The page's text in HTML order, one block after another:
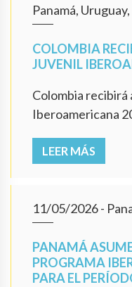
Panamá,
COLOMBIA
JUVENIL
Colombia recibirá
Iberoamericana
LEER MÁS
11/05/2026-
PANAMÁ
PROGRAMA
PARA EL